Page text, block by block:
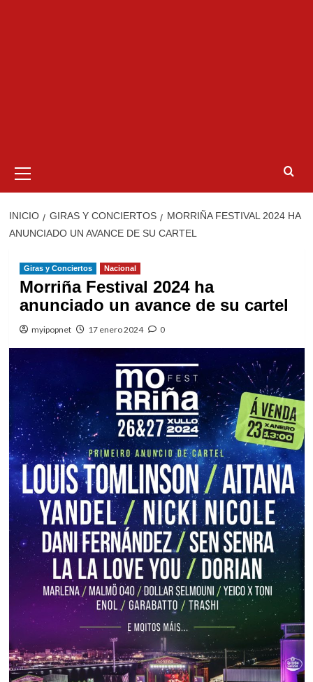
primario
INICIO GIRAS Y CONCIERTOS
MORRIÑA FESTIVAL 2024 HA
ANUNCIADO UN AVANCE DE SU CARTEL
Giras y Conciertos Nacional
Morriña Festival 2024 ha
anunciado un avance de su cartel
myipopnet 17 enero 2024 0